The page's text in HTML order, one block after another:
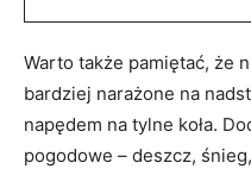
Warto ​także pamiętać,​ że
bardziej ⁢narażone na⁢
napędem na tylne koła.
pogodowe – deszcz,